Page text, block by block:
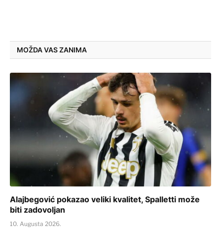
MOŽDA VAS ZANIMA
Alajbegović pokazao veliki kvalitet, Spalletti može
biti zadovoljan
10. Augusta 2026.